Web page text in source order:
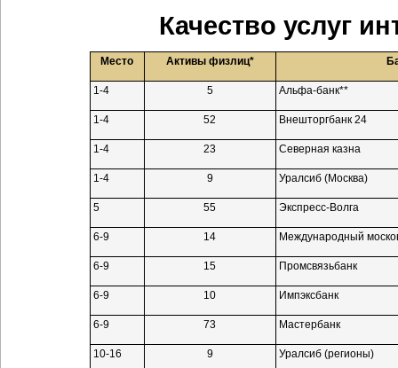
Качество услуг
Место Активы физлиц*
1-4 5 Альфа-банк**
1-4 52 Внешторгбанк 24
1-4 23 Северная казна
1-4 9 Уралсиб (Москва)
5 55 Экспресс-Волга
6-9 14 Международный
6-9 15 Промсвязьбанк
6-9 10 Импэксбанк
6-9 73 Мастербанк
10-16 9 Уралсиб (регионы)